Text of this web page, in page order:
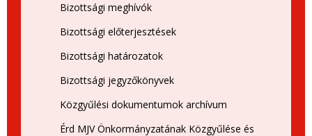
Bizottsági meghívók
Bizottsági előterjesztések
Bizottsági határozatok
Bizottsági jegyzőkönyvek
Közgyűlési dokumentumok archívum
Érd MJV Önkormányzatának Közgyűlése és